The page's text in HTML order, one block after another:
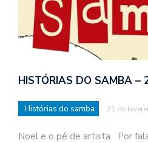
HISTÓRIAS DO SAMBA –
Histórias do samba 21 de
Noel e o pé de artista Por